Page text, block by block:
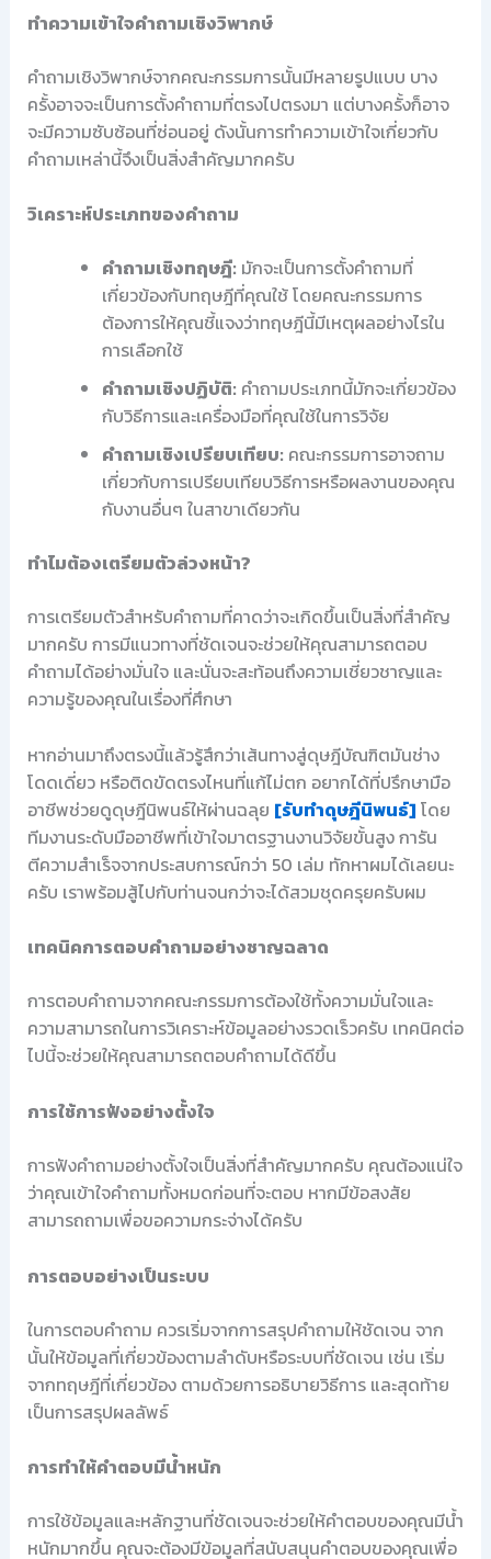
ทำความเข้าใจคำถามเชิงวิพากษ์
คำถามเชิงวิพากษ์จากคณะกรรมการนั้นมีหลายรูปแบบ บาง
ครั้งอาจจะเป็นการตั้งคำถามที่ตรงไปตรงมา แต่บางครั้งก็อาจ
จะมีความซับซ้อนที่ซ่อนอยู่ ดังนั้นการทำความเข้าใจเกี่ยวกับ
คำถามเหล่านี้จึงเป็นสิ่งสำคัญมากครับ
วิเคราะห์ประเภทของคำถาม
คำถามเชิงทฤษฎี: มักจะเป็นการตั้งคำถามที่
เกี่ยวข้องกับทฤษฎีที่คุณใช้ โดยคณะกรรมการ
ต้องการให้คุณชี้แจงว่าทฤษฎีนี้มีเหตุผลอย่างไรใน
การเลือกใช้
คำถามเชิงปฏิบัติ: คำถามประเภทนี้มักจะเกี่ยวข้อง
กับวิธีการและเครื่องมือที่คุณใช้ในการวิจัย
คำถามเชิงเปรียบเทียบ: คณะกรรมการอาจถาม
เกี่ยวกับการเปรียบเทียบวิธีการหรือผลงานของคุณ
กับงานอื่นๆ ในสาขาเดียวกัน
ทำไมต้องเตรียมตัวล่วงหน้า?
การเตรียมตัวสำหรับคำถามที่คาดว่าจะเกิดขึ้นเป็นสิ่งที่สำคัญ
มากครับ การมีแนวทางที่ชัดเจนจะช่วยให้คุณสามารถตอบ
คำถามได้อย่างมั่นใจ และนั่นจะสะท้อนถึงความเชี่ยวชาญและ
ความรู้ของคุณในเรื่องที่ศึกษา
หากอ่านมาถึงตรงนี้แล้วรู้สึกว่าเส้นทางสู่ดุษฎีบัณฑิตมันช่าง
โดดเดี่ยว หรือติดขัดตรงไหนที่แก้ไม่ตก อยากได้ที่ปรึกษามือ
อาชีพช่วยดูดุษฎีนิพนธ์ให้ผ่านฉลุย [รับทำดุษฎีนิพนธ์] โดย
ทีมงานระดับมืออาชีพที่เข้าใจมาตรฐานงานวิจัยขั้นสูง การัน
ตีความสำเร็จจากประสบการณ์กว่า 50 เล่ม ทักหาผมได้เลยนะ
ครับ เราพร้อมสู้ไปกับท่านจนกว่าจะได้สวมชุดครุยครับผม
เทคนิคการตอบคำถามอย่างชาญฉลาด
การตอบคำถามจากคณะกรรมการต้องใช้ทั้งความมั่นใจและ
ความสามารถในการวิเคราะห์ข้อมูลอย่างรวดเร็วครับ เทคนิคต่อ
ไปนี้จะช่วยให้คุณสามารถตอบคำถามได้ดีขึ้น
การใช้การฟังอย่างตั้งใจ
การฟังคำถามอย่างตั้งใจเป็นสิ่งที่สำคัญมากครับ คุณต้องแน่ใจ
ว่าคุณเข้าใจคำถามทั้งหมดก่อนที่จะตอบ หากมีข้อสงสัย
สามารถถามเพื่อขอความกระจ่างได้ครับ
การตอบอย่างเป็นระบบ
ในการตอบคำถาม ควรเริ่มจากการสรุปคำถามให้ชัดเจน จาก
นั้นให้ข้อมูลที่เกี่ยวข้องตามลำดับหรือระบบที่ชัดเจน เช่น เริ่ม
จากทฤษฎีที่เกี่ยวข้อง ตามด้วยการอธิบายวิธีการ และสุดท้าย
เป็นการสรุปผลลัพธ์
การทำให้คำตอบมีน้ำหนัก
การใช้ข้อมูลและหลักฐานที่ชัดเจนจะช่วยให้คำตอบของคุณมีน้ำ
หนักมากขึ้น คุณจะต้องมีข้อมูลที่สนับสนุนคำตอบของคุณเพื่อ